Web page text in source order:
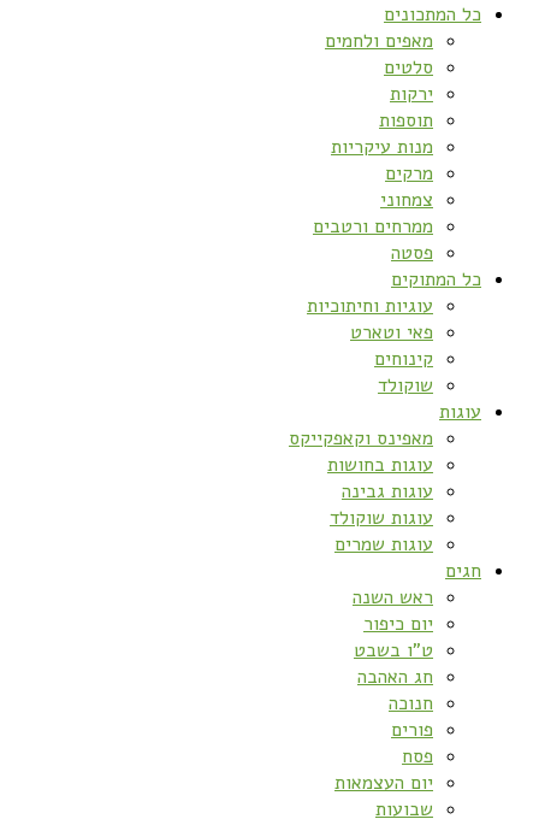
כל המתכונים
מאפים ולחמים
סלטים
ירקות
תוספות
מנות עיקריות
מרקים
צמחוני
ממרחים ורטבים
פסטה
כל המתוקים
עוגיות וחיתוכיות
פאי וטארט
קינוחים
שוקולד
עוגות
מאפינס וקאפקייקס
עוגות בחושות
עוגות גבינה
עוגות שוקולד
עוגות שמרים
חגים
ראש השנה
יום כיפור
ט”ו בשבט
חג האהבה
חנוכה
פורים
פסח
יום העצמאות
שבועות